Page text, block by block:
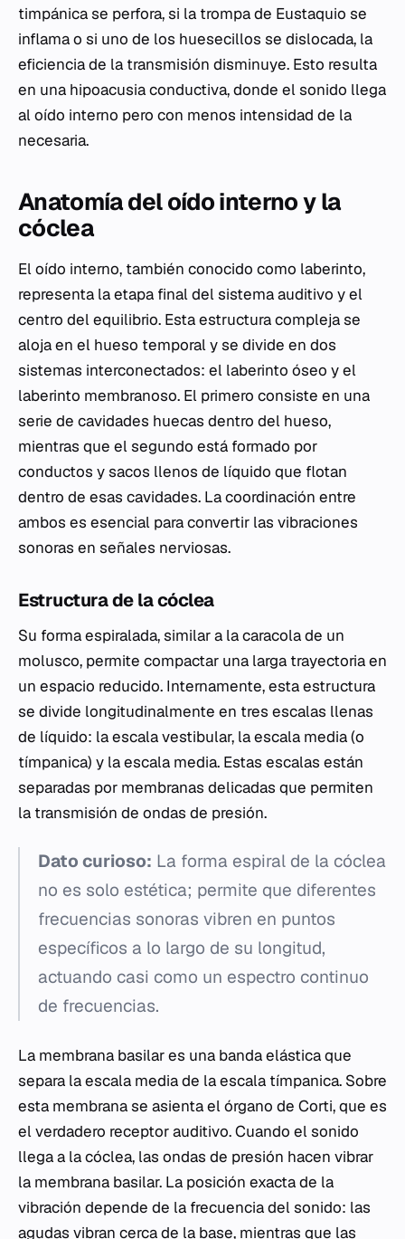
timpánica se perfora, si la trompa de Eustaquio se
inflama o si uno de los huesecillos se dislocada, la
eficiencia de la transmisión disminuye. Esto resulta
en una hipoacusia conductiva, donde el sonido llega
al oído interno pero con menos intensidad de la
necesaria.
Anatomía del oído interno y la
cóclea
El oído interno, también conocido como laberinto,
representa la etapa final del sistema auditivo y el
centro del equilibrio. Esta estructura compleja se
aloja en el hueso temporal y se divide en dos
sistemas interconectados: el laberinto óseo y el
laberinto membranoso. El primero consiste en una
serie de cavidades huecas dentro del hueso,
mientras que el segundo está formado por
conductos y sacos llenos de líquido que flotan
dentro de esas cavidades. La coordinación entre
ambos es esencial para convertir las vibraciones
sonoras en señales nerviosas.
Estructura de la cóclea
Su forma espiralada, similar a la caracola de un
molusco, permite compactar una larga trayectoria en
un espacio reducido. Internamente, esta estructura
se divide longitudinalmente en tres escalas llenas
de líquido: la escala vestibular, la escala media (o
tímpanica) y la escala media. Estas escalas están
separadas por membranas delicadas que permiten
la transmisión de ondas de presión.
Dato curioso: La forma espiral de la cóclea
no es solo estética; permite que diferentes
frecuencias sonoras vibren en puntos
específicos a lo largo de su longitud,
actuando casi como un espectro continuo
de frecuencias.
La membrana basilar es una banda elástica que
separa la escala media de la escala tímpanica. Sobre
esta membrana se asienta el órgano de Corti, que es
el verdadero receptor auditivo. Cuando el sonido
llega a la cóclea, las ondas de presión hacen vibrar
la membrana basilar. La posición exacta de la
vibración depende de la frecuencia del sonido: las
agudas vibran cerca de la base, mientras que las